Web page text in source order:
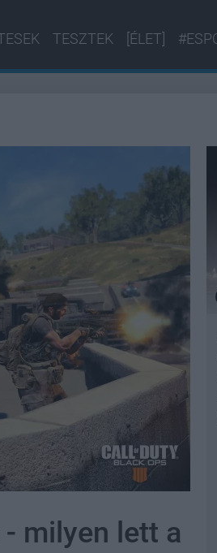
TESZTEK [ÉLET]
milyen lett a